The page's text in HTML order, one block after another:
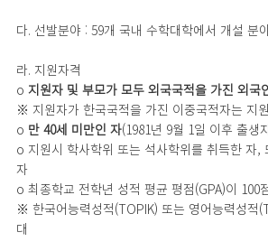
다. 선발분야 : 59개 국내 수학대학에서 개설 분
라. 지원자격
o 지원자 및 부모가 모두 외국국적을 가진 외국
※ 지원자가 한국국적을 가진 이중국적자는 지
o 만 40세 미만인 자(1981년 9월 1일 이후 출생
o 지원시 학사학위 또는 석사학위를 취득한 자,
자
o 최종학교 전학년 성적 평균 평점(GPA)이
※ 한국어능력성적(TOPIK) 또는 영어능력성적
대